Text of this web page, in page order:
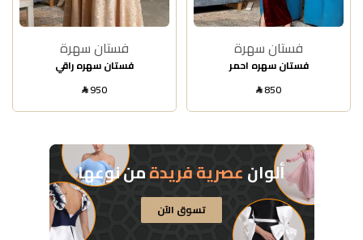
فستان سهرة
فستان سهره راقي
SAR950
فستان سهرة
فستان سهره احمر
SAR850
ألوانعصرية فريدةمن نوعها
تسوق الآن